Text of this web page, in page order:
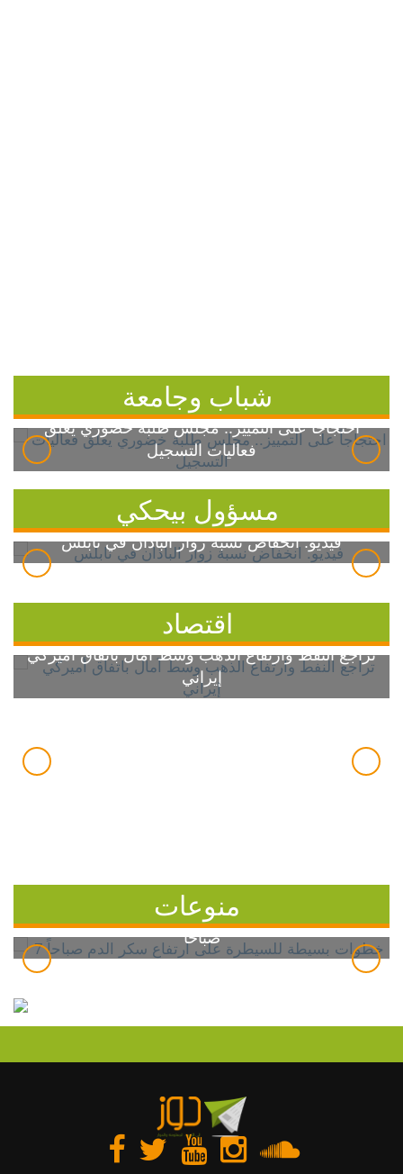
شباب وجامعة
احتجاجاً على التمييز.. مجلس طلبة خضوري يعلق
فعاليات التسجيل
مسؤول بيحكي
فيديو: انخفاض نسبة زوار الباذان في نابلس
اقتصاد
تراجع النفط وارتفاع الذهب وسط آمال باتفاق أميركي
إيراني
منوعات
7 خطوات بسيطة للسيطرة على ارتفاع سكر الدم
صباحاً